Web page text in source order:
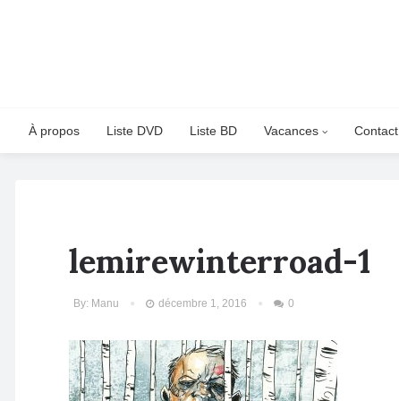
À propos Liste DVD Liste BD Vacances Contact
lemirewinterroad-1
By: Manu décembre 1, 2016 0